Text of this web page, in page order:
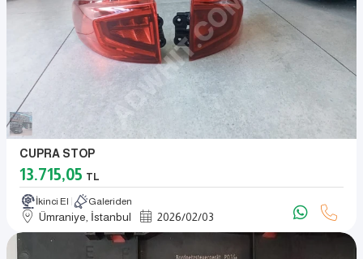
CUPRA STOP
13.715,05 TL
İkinci El Galeriden
Ümraniye, İstanbul 2026/02/03